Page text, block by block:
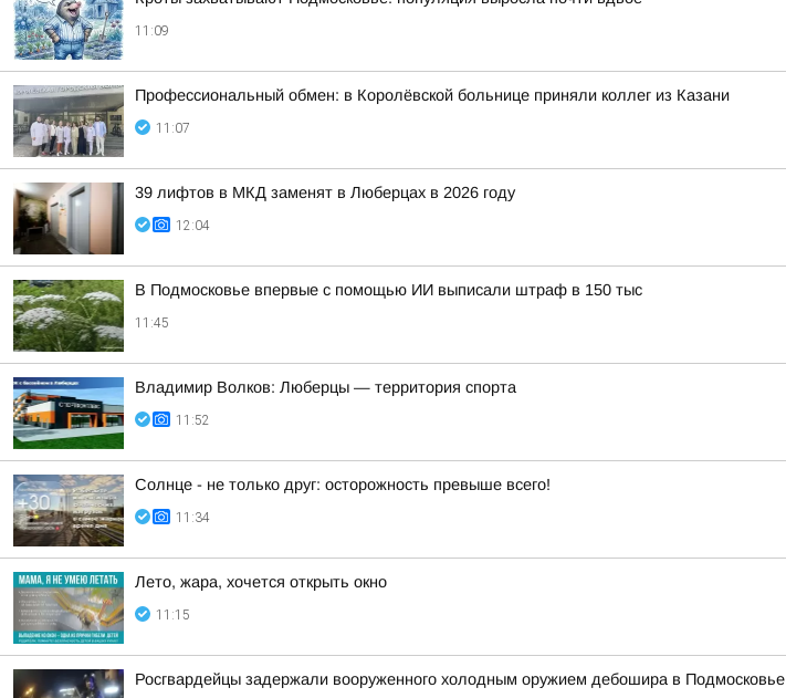
11:09
Профессиональный обмен: в Королёвской больнице приняли коллег из Казани
11:07
39 лифтов в МКД заменят в Люберцах в 2026 году
12:04
В Подмосковье впервые с помощью ИИ выписали штраф в 150 тыс
11:45
Владимир Волков: Люберцы — территория спорта
11:52
Солнце - не только друг: осторожность превыше всего!
11:34
Лето, жара, хочется открыть окно
11:15
Росгвардейцы задержали вооруженного холодным оружием дебошира в Подмосковье